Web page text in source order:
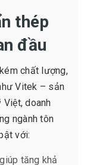
thép
đầu
chất lượng,
Vitek – sản
doanh
ngành tôn
với:
tăng khả